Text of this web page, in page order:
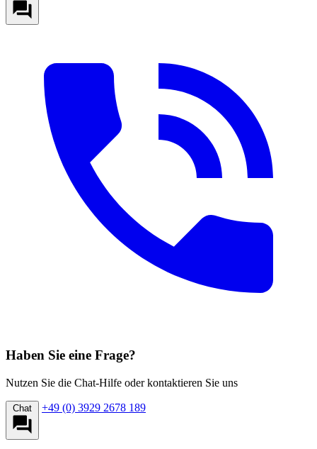
Haben Sie eine Frage?
Nutzen Sie die Chat-Hilfe oder kontaktieren Sie uns
Chat +49 (0) 3929 2678 189